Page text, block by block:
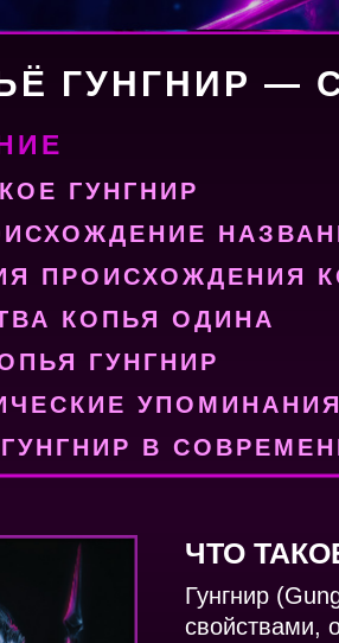
ГУНГНИР
В
КОПЬЯ ОДИНА
ПРОИСХОЖДЕНИЯ
ГУНГНИР
ГУНГНИР —
ЧТО
Гунгнир
свойствами,